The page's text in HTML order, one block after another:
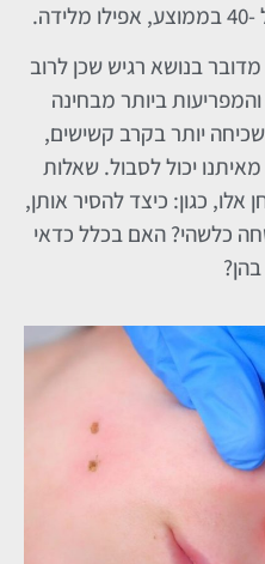
בנושא רגיש שכן לרוב
ביותר מבחינה
יותר בקרב קשישים,
יכול לסבול. שאלות
כגון: כיצד להסיר אותן,
כלשהי? האם בכלל כדאי